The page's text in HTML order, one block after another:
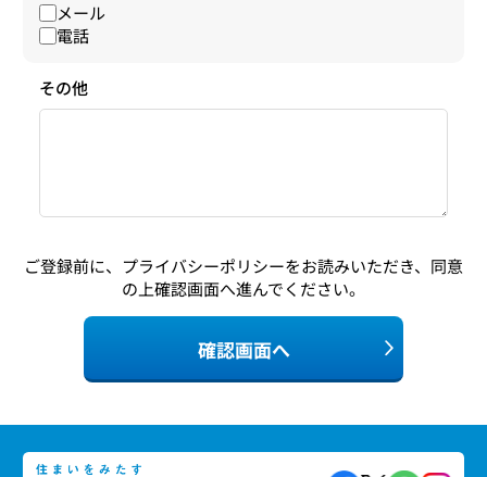
メール
電話
その他
ご登録前に、 プライバシーポリシーをお読みいただき、同意
の上確認画面へ進んでください。
確認画面へ